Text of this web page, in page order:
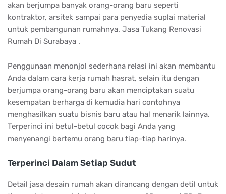
akan berjumpa banyak orang-orang baru seperti
kontraktor, arsitek sampai para penyedia suplai material
untuk pembangunan rumahnya. Jasa Tukang Renovasi
Rumah Di Surabaya .
Penggunaan menonjol sederhana relasi ini akan membantu
Anda dalam cara kerja rumah hasrat, selain itu dengan
berjumpa orang-orang baru akan menciptakan suatu
kesempatan berharga di kemudia hari contohnya
menghasilkan suatu bisnis baru atau hal menarik lainnya.
Terperinci ini betul-betul cocok bagi Anda yang
menyenangi bertemu orang baru tiap-tiap harinya.
Terperinci Dalam Setiap Sudut
Detail jasa desain rumah akan dirancang dengan detil untuk